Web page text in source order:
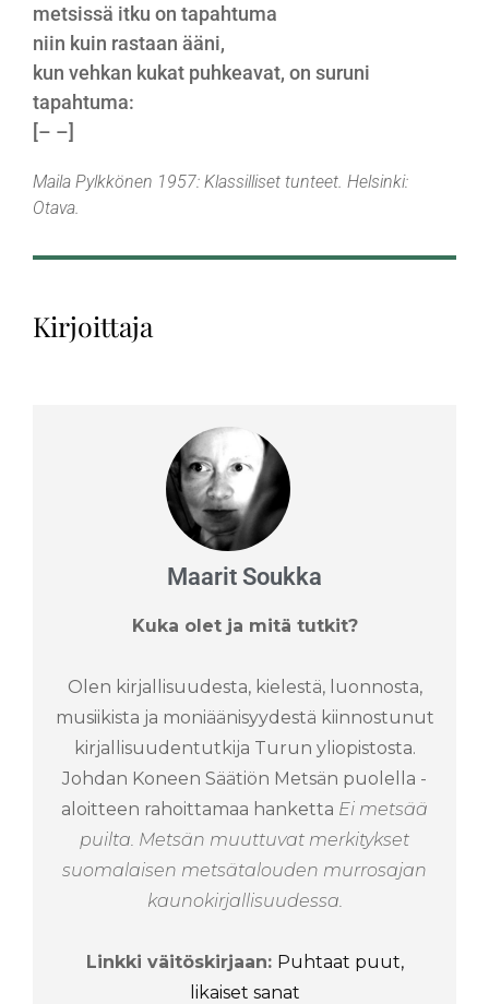
metsissä itku on tapahtuma
niin kuin rastaan ääni,
kun vehkan kukat puhkeavat, on suruni
tapahtuma:
[– –]
Maila Pylkkönen 1957: Klassilliset tunteet . Helsinki:
Otava.
Kirjoittaja
Maarit Soukka
Kuka olet ja mitä tutkit?
Olen kirjallisuudesta, kielestä, luonnosta,
musiikista ja moniäänisyydestä kiinnostunut
kirjallisuudentutkija Turun yliopistosta.
Johdan Koneen Säätiön Metsän puolella -
aloitteen rahoittamaa hanketta Ei metsää
puilta. Metsän muuttuvat merkitykset
suomalaisen metsätalouden murrosajan
kaunokirjallisuudessa.
Linkki väitöskirjaan: Puhtaat puut,
likaiset sanat